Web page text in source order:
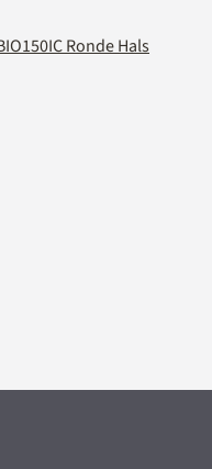
Ronde Hals